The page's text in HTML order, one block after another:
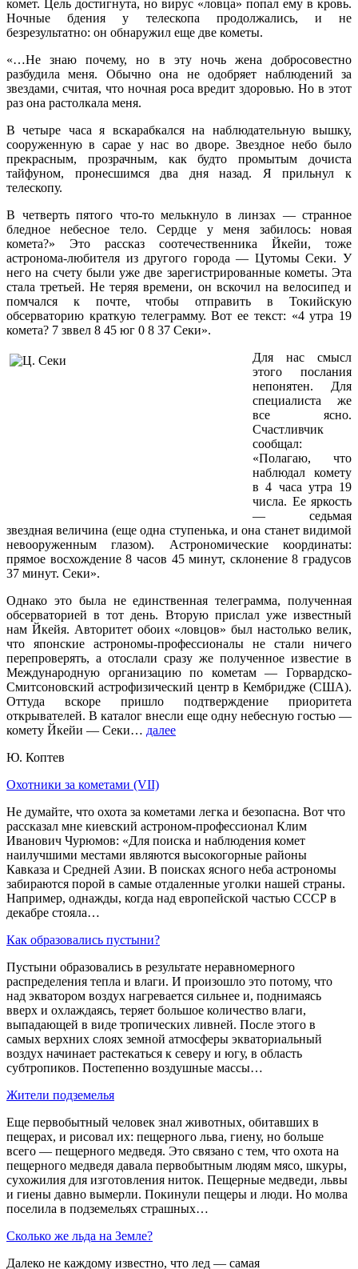
комет. Цель достигнута, но вирус «ловца» попал ему в кровь.
Ночные бдения у телескопа продолжались, и не
безрезультатно: он обнаружил еще две кометы.
«…Не знаю почему, но в эту ночь жена добросовестно
разбудила меня. Обычно она не одобряет наблюдений за
звездами, считая, что ночная роса вредит здоровью. Но в этот
раз она растолкала меня.
В четыре часа я вскарабкался на наблюдательную вышку,
сооруженную в сарае у нас во дворе. Звездное небо было
прекрасным, прозрачным, как будто промытым дочиста
тайфуном, пронесшимся два дня назад. Я прильнул к
телескопу.
В четверть пятого что-то мелькнуло в линзах — странное
бледное небесное тело. Сердце у меня забилось: новая
комета?» Это рассказ соотечественника Йкейи, тоже
астронома-любителя из другого города — Цутомы Секи. У
него на счету были уже две зарегистрированные кометы. Эта
стала третьей. Не теряя времени, он вскочил на велосипед и
помчался к почте, чтобы отправить в Токийскую
обсерваторию краткую телеграмму. Вот ее текст: «4 утра 19
комета? 7 зввел 8 45 юг 0 8 37 Секи».
Для нас смысл
этого послания
непонятен. Для
специалиста же
все ясно.
Счастливчик
сообщал:
«Полагаю, что
наблюдал комету
в 4 часа утра 19
числа. Ее яркость
— седьмая
звездная величина (еще одна ступенька, и она станет видимой
невооруженным глазом). Астрономические координаты:
прямое восхождение 8 часов 45 минут, склонение 8 градусов
37 минут. Секи».
Однако это была не единственная телеграмма, полученная
обсерваторией в тот день. Вторую прислал уже известный
нам Йкейя. Авторитет обоих «ловцов» был настолько велик,
что японские астрономы-профессионалы не стали ничего
перепроверять, а отослали сразу же полученное известие в
Международную организацию по кометам — Горвардско-
Смитсоновский астрофизический центр в Кембридже (США).
Оттуда вскоре пришло подтверждение приоритета
открывателей. В каталог внесли еще одну небесную гостью —
комету Йкейи — Секи… далее
Ю. Коптев
Охотники за кометами (VII)
Не думайте, что охота за кометами легка и безопасна. Вот что
рассказал мне киевский астроном-профессионал Клим
Иванович Чурюмов: «Для поиска и наблюдения комет
наилучшими местами являются высокогорные районы
Кавказа и Средней Азии. В поисках ясного неба астрономы
забираются порой в самые отдаленные уголки нашей страны.
Например, однажды, когда над европейской частью СССР в
декабре стояла…
Как образовались пустыни?
Пустыни образовались в результате неравномерного
распределения тепла и влаги. И произошло это потому, что
над экватором воздух нагревается сильнее и, поднимаясь
вверх и охлаждаясь, теряет большое количество влаги,
выпадающей в виде тропических ливней. После этого в
самых верхних слоях земной атмосферы экваториальный
воздух начинает растекаться к северу и югу, в область
субтропиков. Постепенно воздушные массы…
Жители подземелья
Еще первобытный человек знал животных, обитавших в
пещерах, и рисовал их: пещерного льва, гиену, но больше
всего — пещерного медведя. Это связано с тем, что охота на
пещерного медведя давала первобытным людям мясо, шкуры,
сухожилия для изготовления ниток. Пещерные медведи, львы
и гиены давно вымерли. Покинули пещеры и люди. Но молва
поселила в подземельях страшных…
Сколько же льда на Земле?
Далеко не каждому известно, что лед — самая